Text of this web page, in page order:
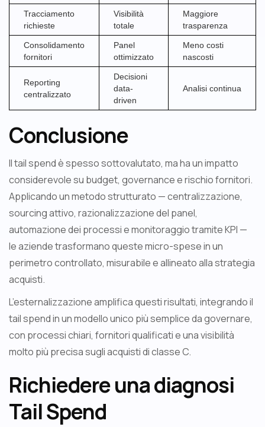
Tracciamento
richieste
Visibilità
totale
Maggiore
trasparenza
Consolidamento
fornitori
Panel
ottimizzato
Meno costi
nascosti
Reporting
centralizzato
Decisioni
data-
driven
Analisi continua
Conclusione
Il tail spend è spesso sottovalutato, ma ha un impatto
considerevole su budget, governance e rischio fornitori.
Applicando un metodo strutturato — centralizzazione,
sourcing attivo, razionalizzazione del panel,
automazione dei processi e monitoraggio tramite KPI —
le aziende trasformano queste micro-spese in un
perimetro controllato, misurabile e allineato alla strategia
acquisti.
L’esternalizzazione amplifica questi risultati, integrando il
tail spend in un modello unico più semplice da governare,
con processi chiari, fornitori qualificati e una visibilità
molto più precisa sugli acquisti di classe C.
Richiedere una diagnosi
Tail Spend